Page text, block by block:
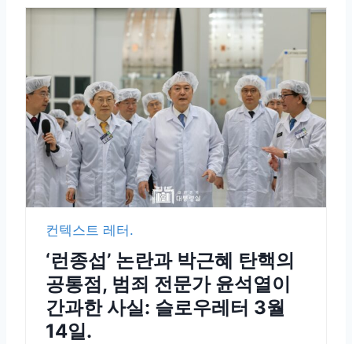
컨텍스트 레터.
‘런종섭’ 논란과 박근혜 탄핵의
공통점, 범죄 전문가 윤석열이
간과한 사실: 슬로우레터 3월
14일.